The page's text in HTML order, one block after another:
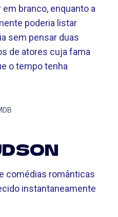
branco, enquanto a
poderia listar
sem pensar duas
de atores cuja fama
o tempo tenha
comédias românticas
instantaneamente